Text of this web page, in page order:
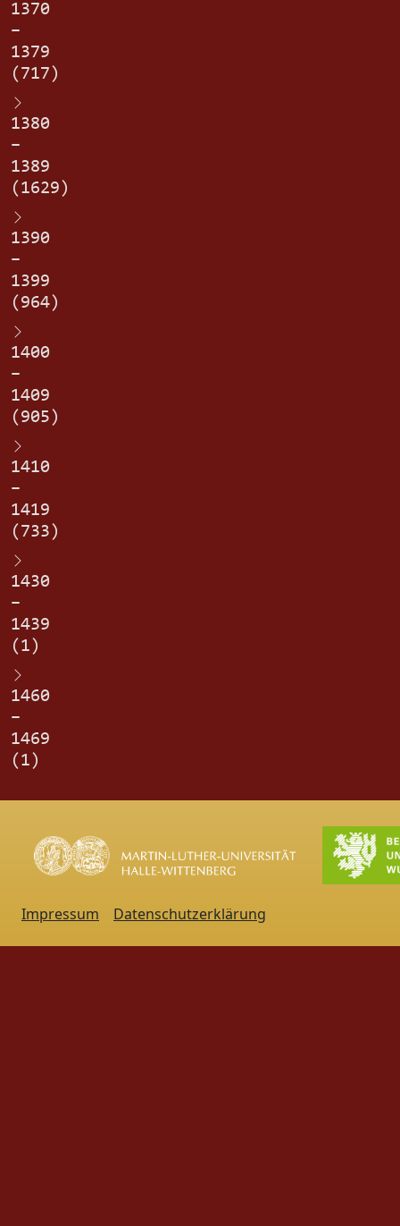
1370
–
1379
(717)
1380
–
1389
(1629)
1390
–
1399
(964)
1400
–
1409
(905)
1410
–
1419
(733)
1430
–
1439
(1)
1460
–
1469
(1)
Impressum Datenschutzerklärung